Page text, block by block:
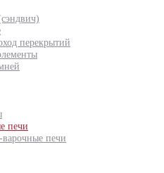
перекрытий
печи
печи